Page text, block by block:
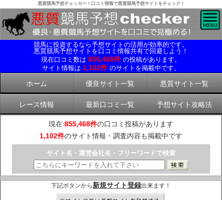
悪質競馬予想チェッカー！口コミ情報で悪質競馬予想サイトをチェック！
競馬に投資するなら予想サイトの活用が効率的です。
悪質競馬予想サイトを口コミ情報共有で回避しよう！
現在口コミ数は 855,468件 の投稿があります。
サイト情報は 1,102件 のサイトを掲載中です。
ホーム 優良サイト一覧 悪質サイト一覧
レース情報 最新口コミ一覧 予想サイト攻略法
現在:855,468件の口コミ投稿があります
1,102件のサイト情報・調査内容も掲載中です
サイト名・運営会社名・フリーワードで検索
下記ボタンから 新規サイト登録出来ます！